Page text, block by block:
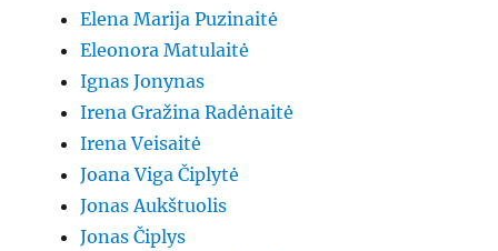
Elena Marija Puzinaitė
Eleonora Matulaitė
Ignas Jonynas
Irena Gražina Radėnaitė
Irena Veisaitė
Joana Viga Čiplytė
Jonas Aukštuolis
Jonas Čiplys